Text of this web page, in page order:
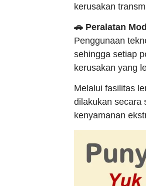
kerusakan
🚗 Peralatan
Penggunaan
sehingga setiap
kerusakan yang
Melalui fasilitas
dilakukan secara
kenyamanan